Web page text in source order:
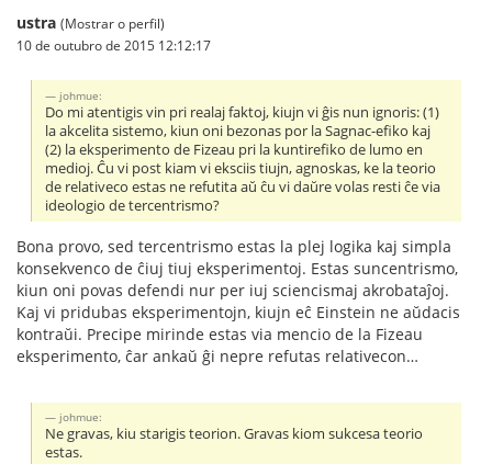
ustra (Mostrar o perfil)
10 de outubro de 2015 12:12:17
johmue:
Do mi atentigis vin pri realaj faktoj, kiujn vi ĝis nun ignoris: (1)
la akcelita sistemo, kiun oni bezonas por la Sagnac-efiko kaj
(2) la eksperimento de Fizeau pri la kuntirefiko de lumo en
medioj. Ĉu vi post kiam vi eksciis tiujn, agnoskas, ke la teorio
de relativeco estas ne refutita aŭ ĉu vi daŭre volas resti ĉe via
ideologio de tercentrismo?
Bona provo, sed tercentrismo estas la plej logika kaj simpla
konsekvenco de ĉiuj tiuj eksperimentoj. Estas suncentrismo,
kiun oni povas defendi nur per iuj sciencismaj akrobataĵoj.
Kaj vi pridubas eksperimentojn, kiujn eĉ Einstein ne aŭdacis
kontraŭi. Precipe mirinde estas via mencio de la Fizeau
eksperimento, ĉar ankaŭ ĝi nepre refutas relativecon…
johmue:
Ne gravas, kiu starigis teorion. Gravas kiom sukcesa teorio
estas.